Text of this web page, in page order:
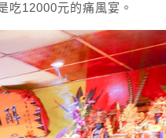
吃12000元的痛風宴。